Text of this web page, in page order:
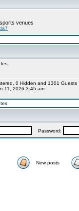
venues
0 Hidden and 1301
11, 2026 3:45 am
Password:
New posts